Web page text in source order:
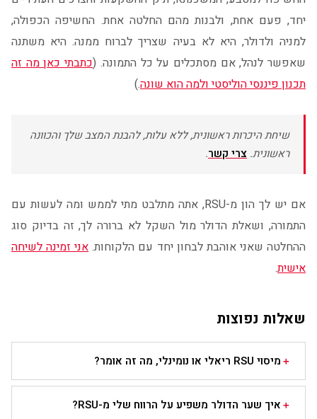
יחד, פעם אחת, ולבנות מהם החלטה אחת. החשיפה הכפולה,
למניה ולדולר, היא לא בעיה שצריך לברוח ממנה. היא משתנה
שאפשר לנהל, אם מסתכלים על כל התמונה. (כתבתי כאן מה זה
תכנון פיננסי הוליסטי ולמה הוא שונה.)
שיחת היכרות ראשונית, ללא עלות, להבנת המצב שלך והכוונה
ראשונית. צרי קשר.
אם יש לך הון מ-RSU, אתה מתלבט מתי לממש ומה לעשות עם
התמורה, ושאלת הדולר מול השקל לא ברורה לך, זה בדיוק סוג
ההחלטה שאני אוהבת לבחון יחד עם הלקוחות.אני זמינה לשיחה
אישית.
שאלות נפוצות
מיסוי RSU ריאלי או נומינלי, מה זה אומר?
איך שער הדולר משפיע על הרווח שלי מ-RSU?